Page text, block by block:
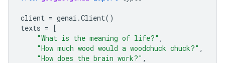
client = genai .Client()
texts = [
"What is the meaning of life?" ,
"How much wood would a woodchuck chuck?" ,
"How does the brain work?" ,